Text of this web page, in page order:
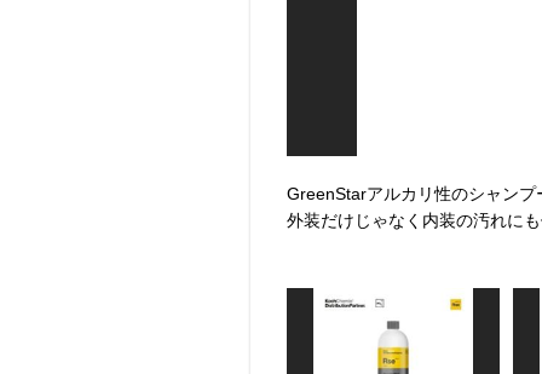
GreenStarアルカリ性のシャンプ
外装だけじゃなく内装の汚れに